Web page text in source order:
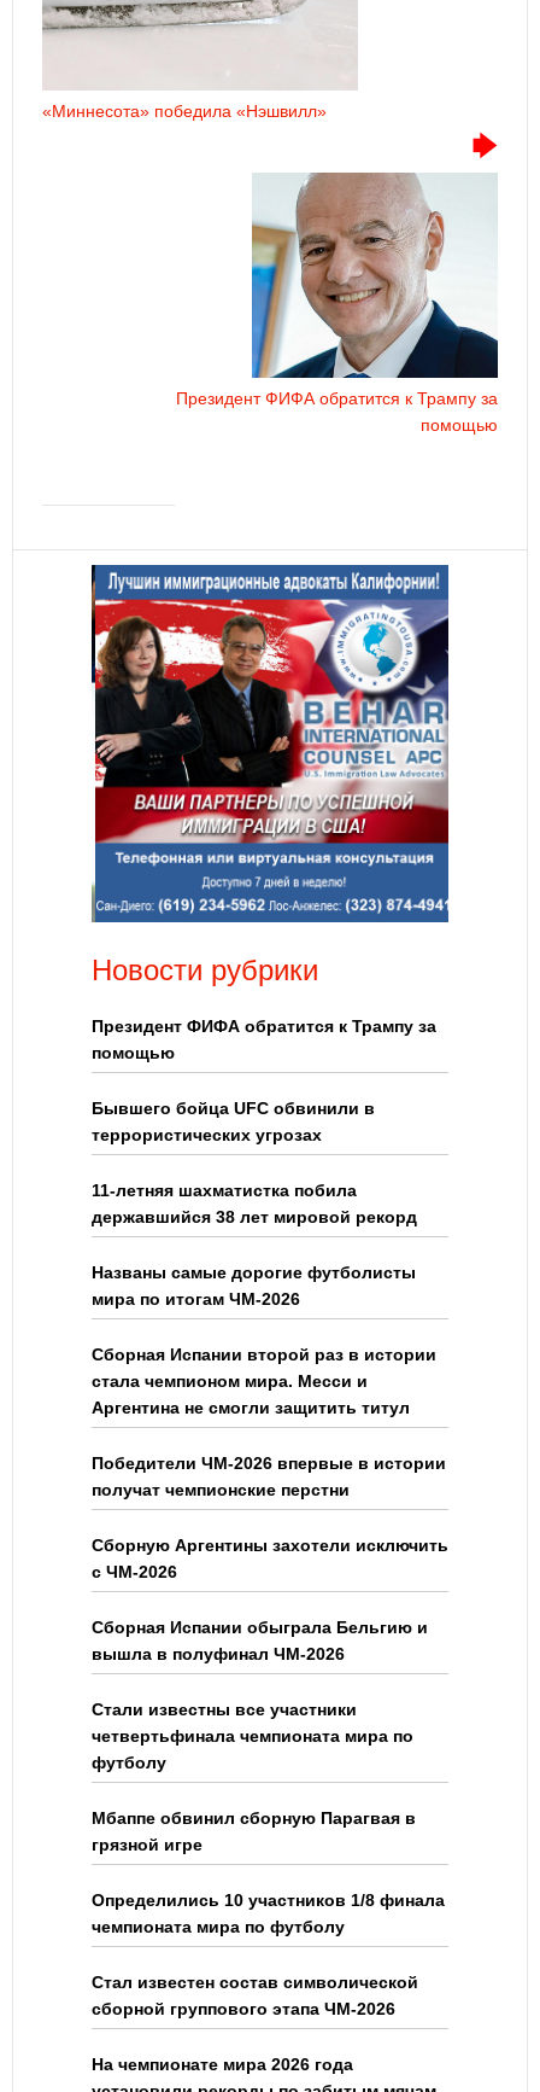
«Миннесота» победила «Нэшвилл»
Президент ФИФА обратится к Трампу за
помощью
Новости рубрики
Президент ФИФА обратится к Трампу за
помощью
Бывшего бойца UFC обвинили в
террористических угрозах
11-летняя шахматистка побила
державшийся 38 лет мировой рекорд
Названы самые дорогие футболисты
мира по итогам ЧМ-2026
Сборная Испании второй раз в истории
стала чемпионом мира. Месси и
Аргентина не смогли защитить титул
Победители ЧМ-2026 впервые в истории
получат чемпионские перстни
Сборную Аргентины захотели исключить
с ЧМ-2026
Сборная Испании обыграла Бельгию и
вышла в полуфинал ЧМ-2026
Стали известны все участники
четвертьфинала чемпионата мира по
футболу
Мбаппе обвинил сборную Парагвая в
грязной игре
Определились 10 участников 1/8 финала
чемпионата мира по футболу
Стал известен состав символической
сборной группового этапа ЧМ-2026
На чемпионате мира 2026 года